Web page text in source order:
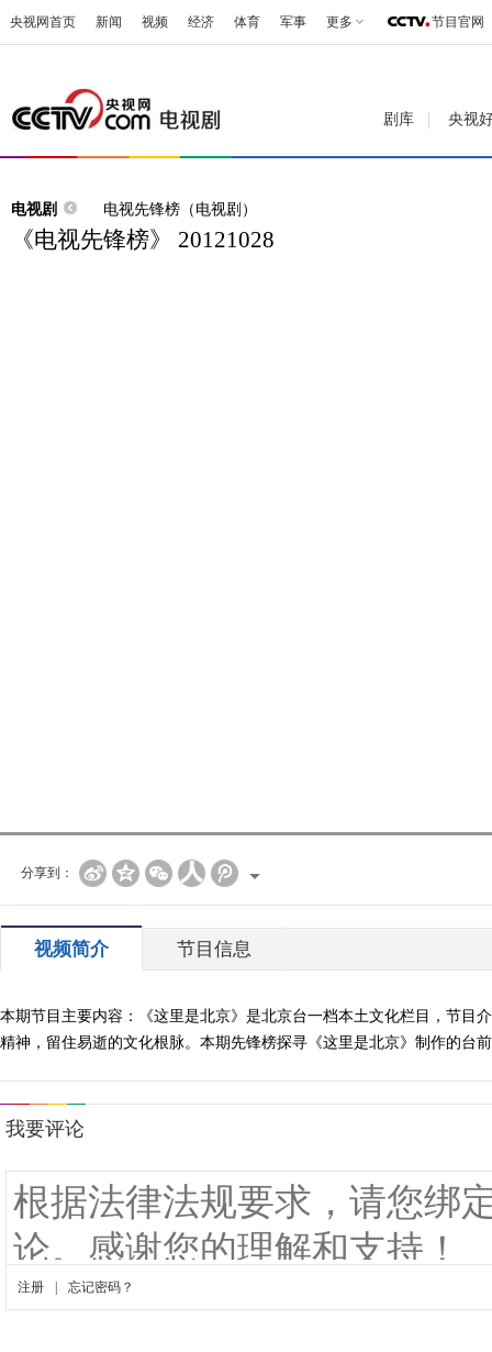
央视网首页 新闻 视频 经济 体育 军事 更多 节目官网
剧库 央视
电视剧 电视先锋榜（电视剧）
《电视先锋榜》 20121028
分享到：
视频简介 节目信息
本期节目主要内容：《这里是北京》是北京台一档本土文化栏目，节目
精神，留住易逝的文化根脉。本期先锋榜探寻《这里是北京》制作的台